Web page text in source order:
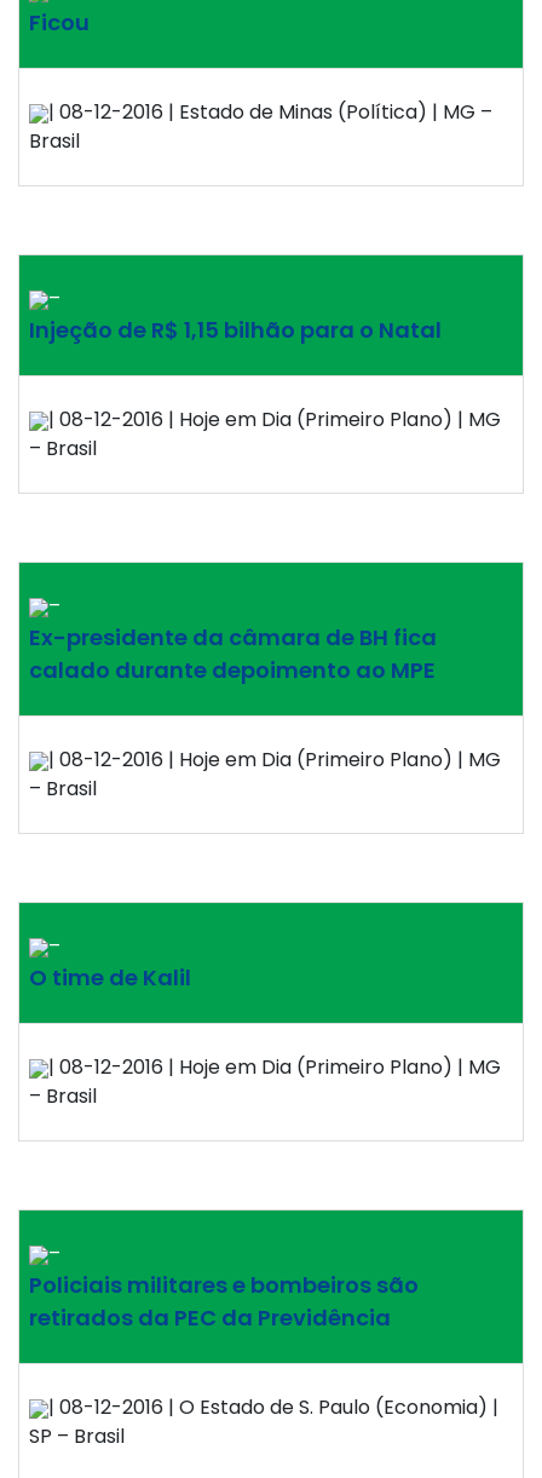
Ficou
| 08-12-2016 | Estado de Minas (Política) | MG –
Brasil
–
Injeção de R$ 1,15 bilhão para o Natal
| 08-12-2016 | Hoje em Dia (Primeiro Plano) | MG
– Brasil
–
Ex-presidente da câmara de BH fica
calado durante depoimento ao MPE
| 08-12-2016 | Hoje em Dia (Primeiro Plano) | MG
– Brasil
–
O time de Kalil
| 08-12-2016 | Hoje em Dia (Primeiro Plano) | MG
– Brasil
–
Policiais militares e bombeiros são
retirados da PEC da Previdência
| 08-12-2016 | O Estado de S. Paulo (Economia) |
SP – Brasil